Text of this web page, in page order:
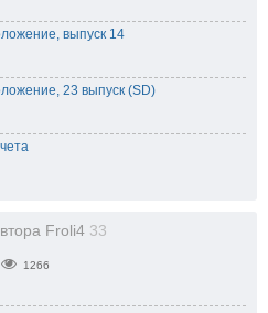
выпуск 14
23 выпуск (SD)
Froli4 33
1266